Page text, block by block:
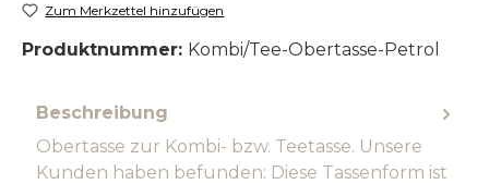
Zum Merkzettel hinzufügen
Produktnummer: Kombi/Tee-Obertasse-Petrol
Beschreibung
Obertasse zur Kombi- bzw. Teetasse. Unsere
Kunden haben befunden: Diese Tassenform ist